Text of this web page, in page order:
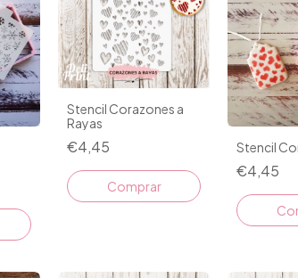
Stencil Corazones a
Rayas
€4,45 Stencil
€4,45